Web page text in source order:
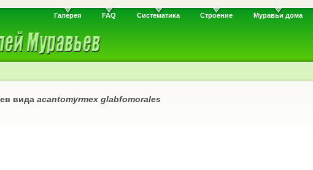
Галерея FAQ Систематика Строение Муравьи дома
вида acantomyrmex glabfomorales